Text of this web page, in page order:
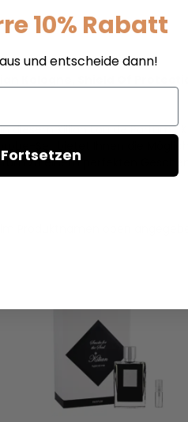
Kologne, Shield Of
diesem Killian Eau de
Set bietet Ihnen die
zu einem perfekten
Produktnamen oben
10% Rabatt
und entscheide dann!
Fortsetzen